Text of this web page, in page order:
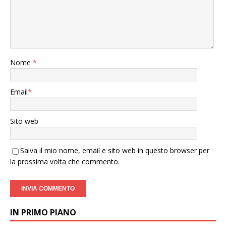
Nome *
Email*
Sito web
Salva il mio nome, email e sito web in questo browser per
la prossima volta che commento.
IN PRIMO PIANO